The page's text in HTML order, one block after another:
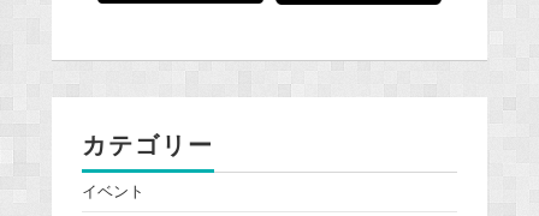
カテゴリー
イベント